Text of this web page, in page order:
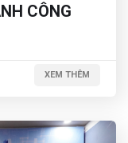
CÔNG
XEM THÊM